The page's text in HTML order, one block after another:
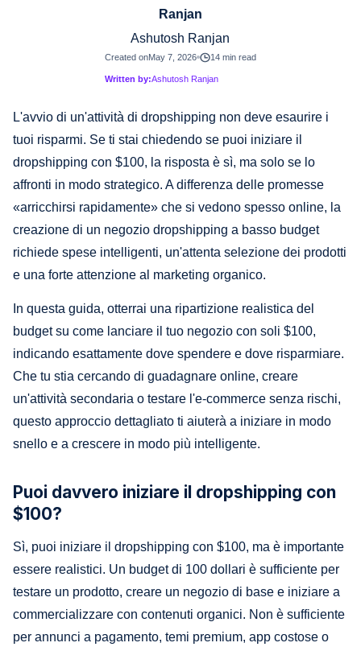
Ashutosh Ranjan
Created onMay 7, 2026 14 min read
Written by:Ashutosh Ranjan
L'avvio di un'attività di dropshipping non deve esaurire i
tuoi risparmi. Se ti stai chiedendo se puoi iniziare il
dropshipping con $100, la risposta è sì, ma solo se lo
affronti in modo strategico. A differenza delle promesse
«arricchirsi rapidamente» che si vedono spesso online, la
creazione di un negozio dropshipping a basso budget
richiede spese intelligenti, un'attenta selezione dei prodotti
e una forte attenzione al marketing organico.
In questa guida, otterrai una ripartizione realistica del
budget su come lanciare il tuo negozio con soli $100,
indicando esattamente dove spendere e dove risparmiare.
Che tu stia cercando di guadagnare online, creare
un'attività secondaria o testare l'e-commerce senza rischi,
questo approccio dettagliato ti aiuterà a iniziare in modo
snello e a crescere in modo più intelligente.
Puoi davvero iniziare il dropshipping con
$100?
Sì, puoi iniziare il dropshipping con $100, ma è importante
essere realistici. Un budget di 100 dollari è sufficiente per
testare un prodotto, creare un negozio di base e iniziare a
commercializzare con contenuti organici. Non è sufficiente
per annunci a pagamento, temi premium, app costose o